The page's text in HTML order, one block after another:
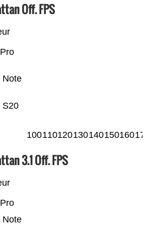
Off. FPS
S20
Note
100110120130140150160
3.1 Off. FPS
Note